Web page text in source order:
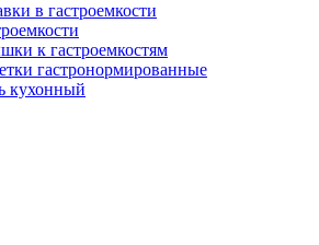
в гастроемкости
к гастроемкостям
гастронормированные
кухонный